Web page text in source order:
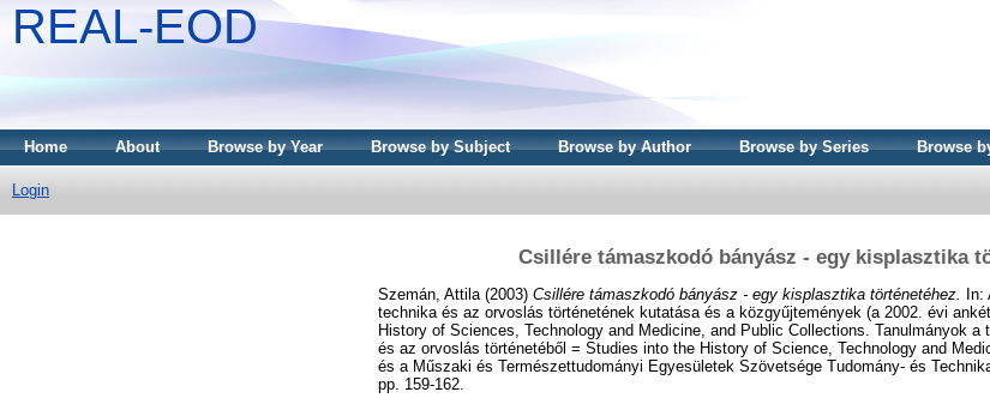
REAL-EOD
Home About Browse by Year Browse by Subject Browse by Author Browse by Series Browse
Login
Csillére támaszkodó bányász - egy kisplasztika
Szemán, Attila (2003) Csillére támaszkodó bányász - egy kisplasztika történetéhez. In:
technika és az orvoslás történetének kutatása és a közgyűjtemények (a 2002. évi
History of Sciences, Technology and Medicine, and Public Collections. Tanulmányok
és az orvoslás történetéből = Studies into the History of Science, Technology and
és a Műszaki és Természettudományi Egyesületek Szövetsége Tudomány- és
pp. 159-162.